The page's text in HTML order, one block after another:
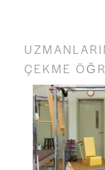
ÇEKME